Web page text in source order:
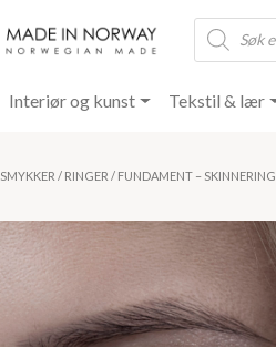
Products
search
Interiør og kunst Tekstil & lær
SMYKKER / RINGER / FUNDAMENT – SKINNERING